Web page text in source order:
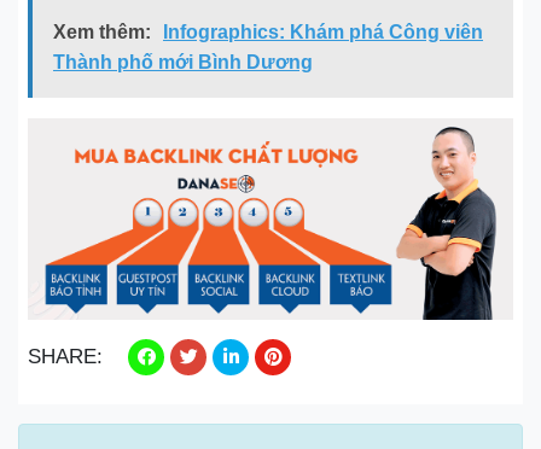
Xem thêm:
Infographics: Khám phá Công viên
Thành phố mới Bình Dương
SHARE: